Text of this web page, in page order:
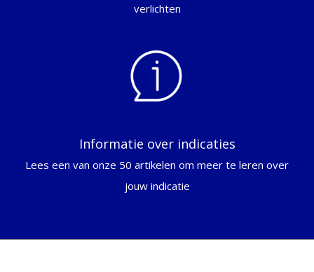
verlichten
Informatie over indicaties
Lees een van onze 50 artikelen om meer te leren over
jouw indicatie